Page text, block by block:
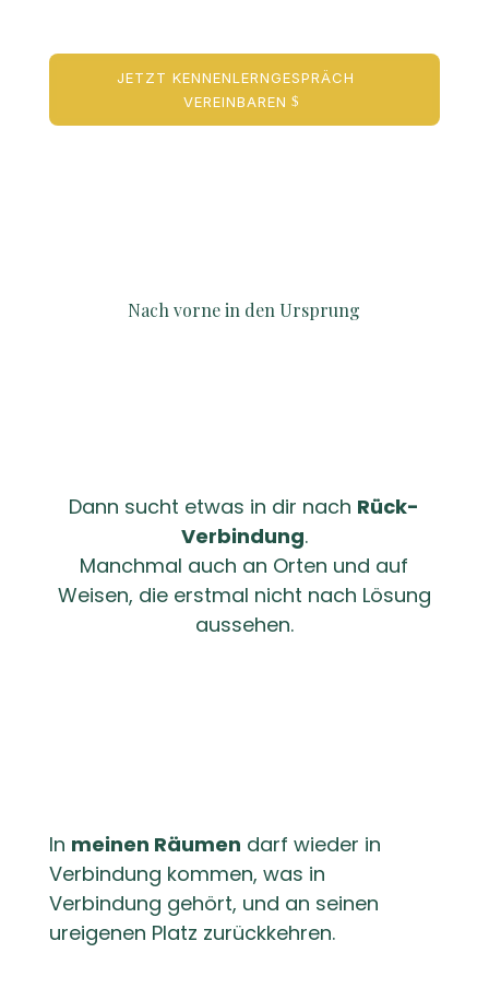
JETZT KENNENLERNGESPRÄCH
VEREINBAREN
Nach vorne in den Ursprung
Dann sucht etwas in dir nach Rück-
Verbindung.
Manchmal auch an Orten und auf
Weisen, die erstmal nicht nach Lösung
aussehen.
In meinen Räumen darf wieder in
Verbindung kommen, was in
Verbindung gehört, und an seinen
ureigenen Platz zurückkehren.